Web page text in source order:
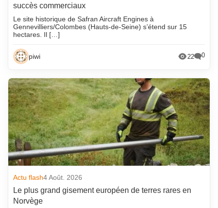
succès commerciaux
Le site historique de Safran Aircraft Engines à
Gennevilliers/Colombes (Hauts-de-Seine) s’étend sur 15
hectares. Il […]
piwi 22 0
Actu flash4 Août. 2026
Le plus grand gisement européen de terres rares en
Norvège